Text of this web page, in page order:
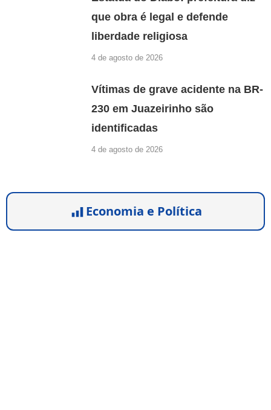
que obra é legal e defende
liberdade religiosa
4 de agosto de 2026
Vítimas de grave acidente na BR-
230 em Juazeirinho são
identificadas
4 de agosto de 2026
Economia e Política